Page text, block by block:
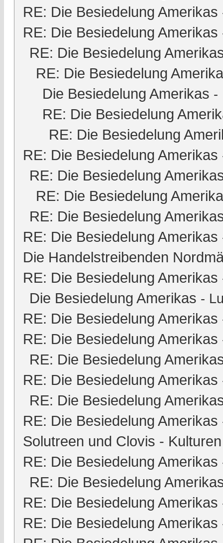
RE: Die Besiedelung Amerikas
RE: Die Besiedelung Amerikas
RE: Die Besiedelung
RE: Die Besiedelung
Die Besiedelung Amerikas -
RE: Die Besiedelung
RE: Die Besiedelung
RE: Die Besiedelung Amerikas
RE: Die Besiedelung
RE: Die Besiedelung
RE: Die Besiedelung
RE: Die Besiedelung Amerikas
Die Handelstreibenden
RE: Die Besiedelung Amerikas
Die Besiedelung Amerikas -
RE: Die Besiedelung Amerikas
RE: Die Besiedelung Amerikas
RE: Die Besiedelung
RE: Die Besiedelung Amerikas
RE: Die Besiedelung
RE: Die Besiedelung Amerikas
Solutreen und Clovis -
RE: Die Besiedelung Amerikas
RE: Die Besiedelung
RE: Die Besiedelung Amerikas
RE: Die Besiedelung Amerikas